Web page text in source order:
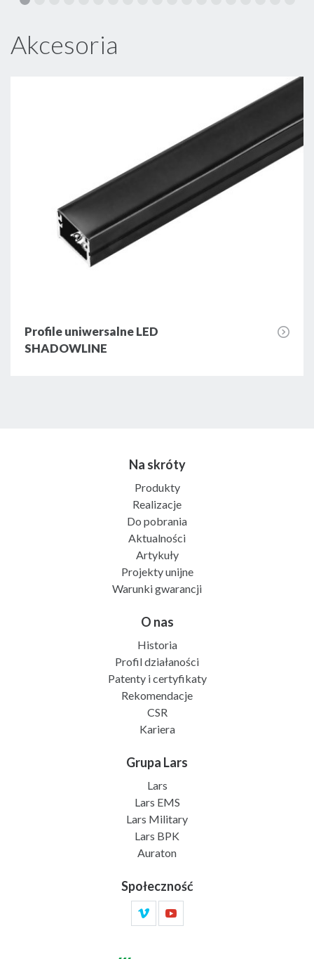
Akcesoria
Profile uniwersalne LED
SHADOWLINE
Na skróty
Produkty
Realizacje
Do pobrania
Aktualności
Artykuły
Projekty unijne
Warunki gwarancji
O nas
Historia
Profil działaności
Patenty i certyfikaty
Rekomendacje
CSR
Kariera
Grupa Lars
Lars
Lars EMS
Lars Military
Lars BPK
Auraton
Społeczność